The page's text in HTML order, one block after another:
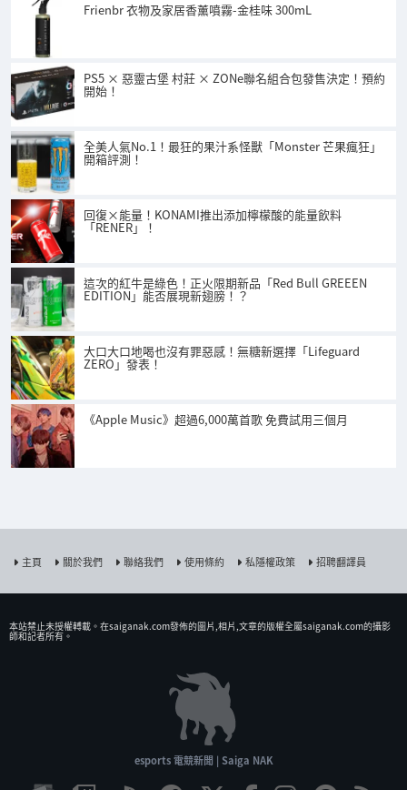
Frienbr 衣物及家居香薰噴霧-金桂味 300mL
PS5 × 惡靈古堡 村莊 × ZONe聯名組合包發售決定！預約
開始！
全美人氣No.1！最狂的果汁系怪獸「Monster 芒果瘋狂」
開箱評測！
回復×能量！KONAMI推出添加檸檬酸的能量飲料
「RENER」！
這次的紅牛是綠色！正火限期新品「Red Bull GREEEN
EDITION」能否展現新翅膀！？
大口大口地喝也沒有罪惡感！無糖新選擇「Lifeguard
ZERO」發表！
《Apple Music》超過6,000萬首歌 免費試用三個月
主頁 關於我們 聯絡我們 使用條約 私隱權政策 招聘翻譯員
本站禁止未授權𨍭載。在saiganak.com發佈的圖片,相片,文章的版權全屬saiganak.com的攝影
師和記者所有。
esports 電競新聞 | Saiga NAK